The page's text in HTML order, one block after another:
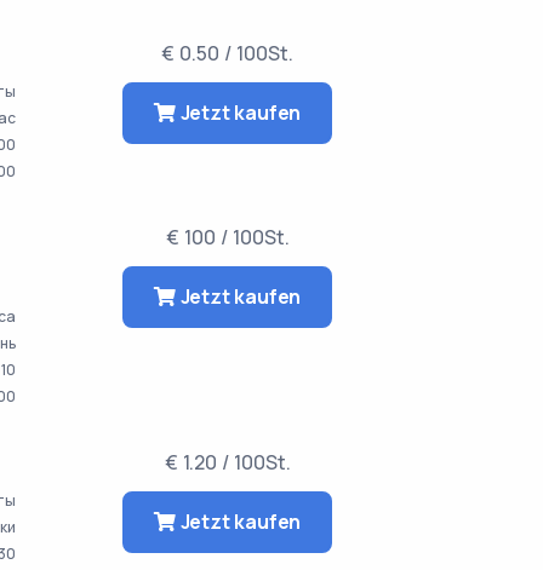
€ 0.50 / 100St.
Jetzt kaufen
10
€ 100 / 100St.
Jetzt kaufen
€ 1.20 / 100St.
Jetzt kaufen